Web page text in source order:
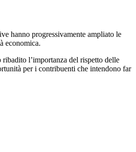
hanno progressivamente ampliato le
economica.
l’importanza del rispetto delle
per i contribuenti che intendono far